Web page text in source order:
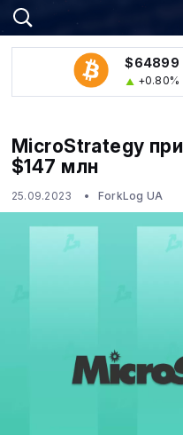
$64899
+0.80%
MicroStrategy
$147 млн
25.09.2023 ForkLog UA